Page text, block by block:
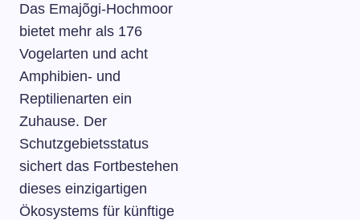
Das Emajõgi-Hochmoor
bietet mehr als 176
Vogelarten und acht
Amphibien- und
Reptilienarten ein
Zuhause. Der
Schutzgebietsstatus
sichert das Fortbestehen
dieses einzigartigen
Ökosystems für künftige